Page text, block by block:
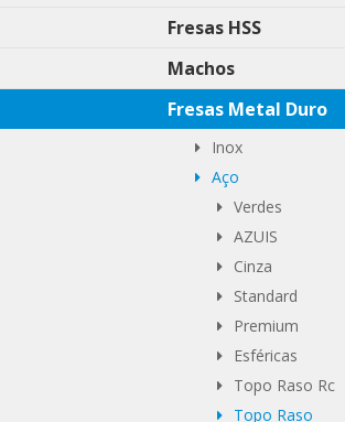
Fresas HSS
Machos
Fresas Metal Duro
Inox
Aço
Verdes
AZUIS
Cinza
Standard
Premium
Esféricas
Topo Raso Rc
Topo Raso